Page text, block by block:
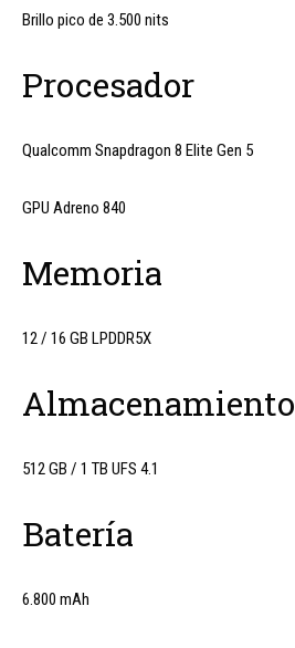
Brillo pico de 3.500 nits
Procesador
Qualcomm Snapdragon 8 Elite Gen 5
GPU Adreno 840
Memoria
12 / 16 GB LPDDR5X
Almacenamiento
512 GB / 1 TB UFS 4.1
Batería
6.800 mAh